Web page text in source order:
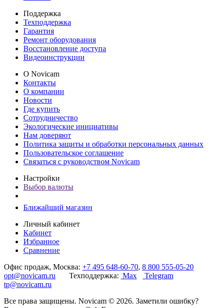
Поддержка
Техподдержка
Гарантия
Ремонт оборудования
Восстановление доступа
Видеоинструкции
О Novicam
Контакты
О компании
Новости
Где купить
Сотрудничество
Экологические инициативы
Нам доверяют
Политика защиты и обработки персональных данных
Пользовательское соглашение
Связаться с руководством Novicam
Настройки
Выбор валюты
Ближайший магазин
Личный кабинет
Кабинет
Избранное
Сравнение
Офис продаж, Москва: +7 495 648-60-70, 8 800 555-05-20
opt@novicam.ru Техподдержка: Max
Telegram
tp@novicam.ru
Все права защищены. Novicam © 2026. Заметили ошибку?